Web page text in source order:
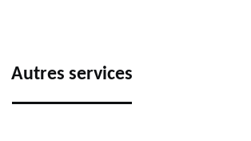
Autres services